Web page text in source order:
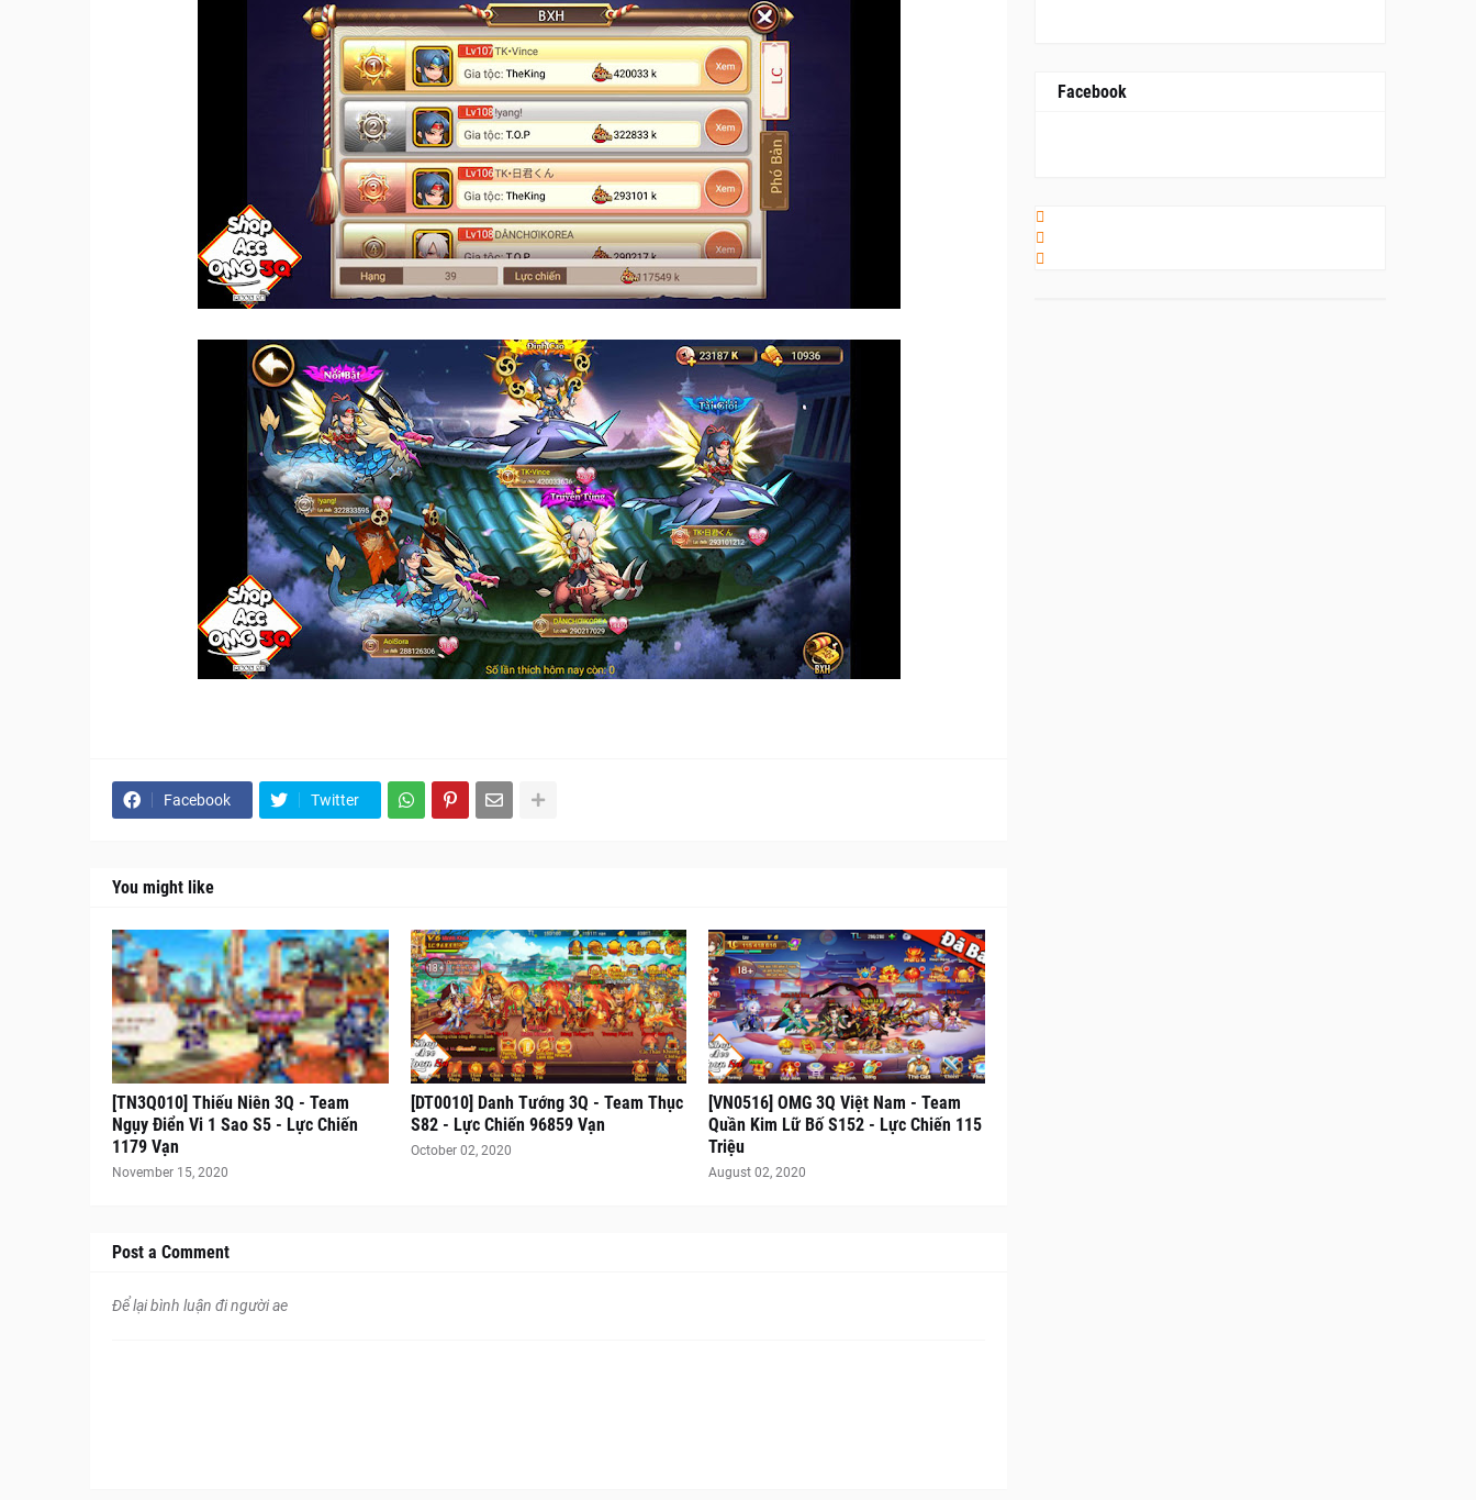
Facebook Twitter
You might like
[TN3Q010] Thiếu Niên 3Q - Team
Ngụy Điển Vi 1 Sao S5 - Lực Chiến
1179 Vạn
November 15, 2020
[DT0010] Danh Tướng 3Q - Team Thục
S82 - Lực Chiến 96859 Vạn
October 02, 2020
[VN0516] OMG 3Q Việt Nam - Team
Quần Kim Lữ Bố S152 - Lực Chiến 115
Triệu
August 02, 2020
Post a Comment
Để lại bình luận đi người ae
Facebook